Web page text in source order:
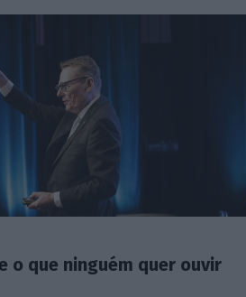
o que ninguém quer ouvir